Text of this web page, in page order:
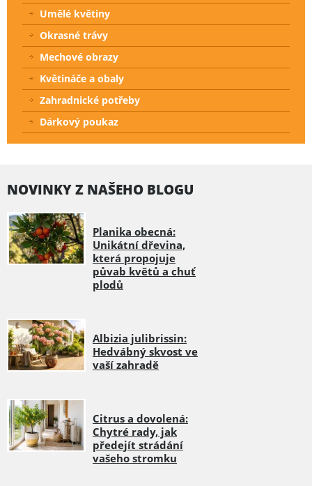
Umělé květiny
Okrasné trávy
Mechové obrazy
Květináče a obaly
Zahradnické potřeby
Dárkový poukaz
NOVINKY Z NAŠEHO BLOGU
Planika obecná:
Unikátní dřevina,
která propojuje
půvab květů a chuť
plodů
Albizia julibrissin:
Hedvábný skvost ve
vaší zahradě
Citrus a dovolená:
Chytré rady, jak
předejít strádání
vašeho stromku